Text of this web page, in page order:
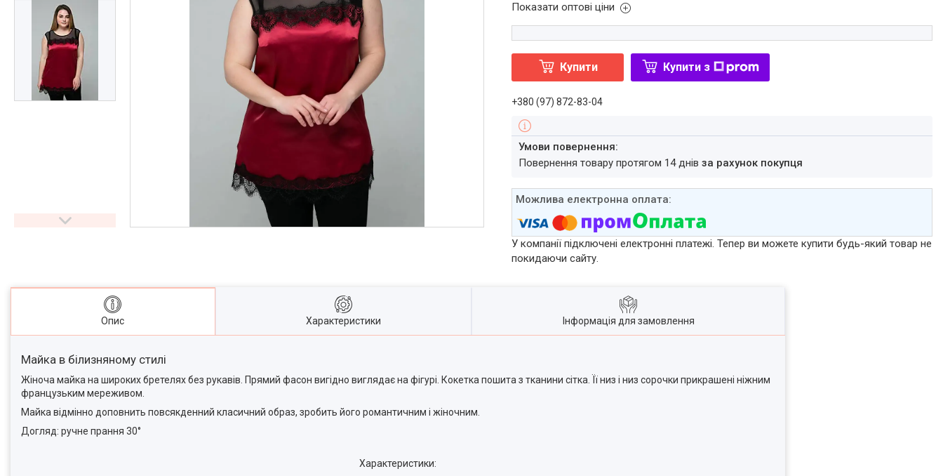
Показати оптові ціни
Купити Купити з
+380 (97) 872-83-04
повернення товару протягом 14 днівза рахунок покупця
У компанії підключені електронні платежі. Тепер ви можете купити будь-який товар не
покидаючи сайту.
Опис Характеристики Інформація для замовлення
Майка в білизняному стилі
Жіноча майка на широких бретелях без рукавів. Прямий фасон вигідно виглядає на фігурі. Кокетка пошита з тканини сітка. Її низ і низ сорочки прикрашені ніжним
французьким мереживом.
Майка відмінно доповнить повсякденний класичний образ, зробить його романтичним і жіночним.
Догляд: ручне прання 30°
Характеристики: